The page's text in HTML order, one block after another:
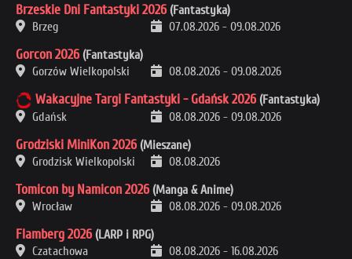
Brzeskie Dni Fantastyki 2026 (Fantastyka)
Brzeg
07.08.2026 - 09.08.2026
Gorcon 2026 (Fantastyka)
Gorzów Wielkopolski
08.08.2026 - 09.08.2026
Wakacyjne Targi Fantastyki - Gdańsk 2026 (Fantastyka)
Gdańsk
08.08.2026 - 09.08.2026
Grodziski MiniKon 2026 (Mieszane)
Grodzisk Wielkopolski
08.08.2026
Tomicon by Namicon 2026 (Manga & Anime)
Wrocław
08.08.2026 - 09.08.2026
Flamberg 2026 (LARP i RPG)
Czatachowa
08.08.2026 - 16.08.2026